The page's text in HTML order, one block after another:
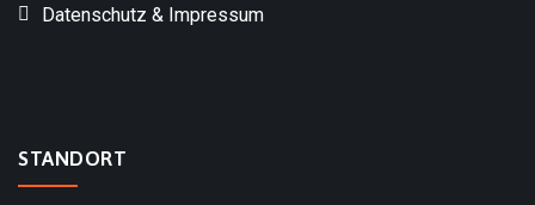
Datenschutz & Impressum
STANDORT